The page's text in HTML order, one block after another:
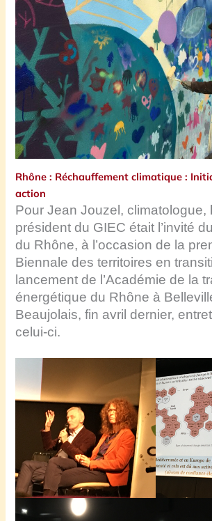
Rhône : Réchauffement climatique :
action
Pour Jean Jouzel, climatologue,
président du GIEC était l’invité
du Rhône, à l’occasion de la
Biennale des territoires en
lancement de l’Académie de la
énergétique du Rhône à
Beaujolais, fin avril dernier,
celui-ci.